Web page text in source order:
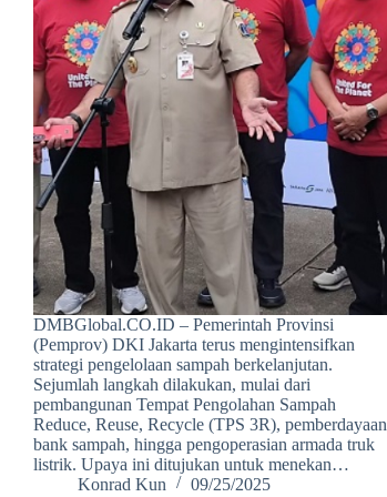
DMBGlobal.CO.ID – Pemerintah Provinsi
(Pemprov) DKI Jakarta terus mengintensifkan
strategi pengelolaan sampah berkelanjutan.
Sejumlah langkah dilakukan, mulai dari
pembangunan Tempat Pengolahan Sampah
Reduce, Reuse, Recycle (TPS 3R), pemberdayaan
bank sampah, hingga pengoperasian armada truk
listrik. Upaya ini ditujukan untuk menekan…
Konrad Kun
09/25/2025